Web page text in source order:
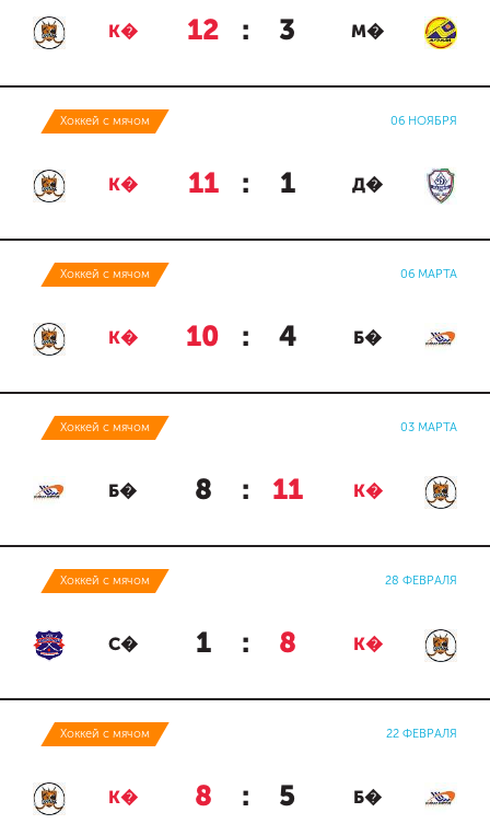
К� 12 : 3 М�
Хоккей с мячом 06 НОЯБРЯ
К� 11 : 1 Д�
Хоккей с мячом 06 МАРТА
К� 10 : 4 Б�
Хоккей с мячом 03 МАРТА
Б� 8 : 11 К�
Хоккей с мячом 28 ФЕВРАЛЯ
С� 1 : 8 К�
Хоккей с мячом 22 ФЕВРАЛЯ
К� 8 : 5 Б�